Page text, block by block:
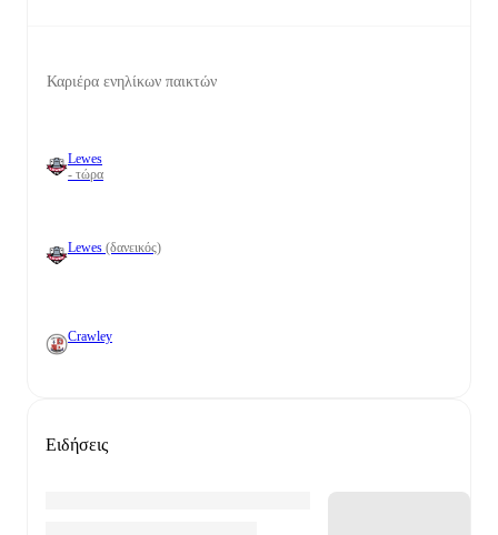
Καριέρα ενηλίκων παικτών
Lewes
- τώρα
Lewes (δανεικός)
Crawley
Ειδήσεις